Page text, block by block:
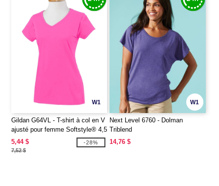
W1
Gildan G64VL - T-shirt à col en V
ajusté pour femme Softstyle® 4,5
oz.
5,44 $
7,52 $
-28%
W1
Next Level 6760 - Dolman
Triblend
14,76 $